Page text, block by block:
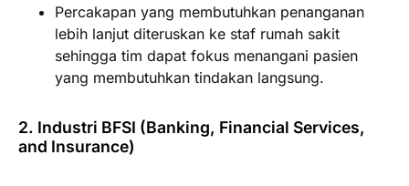
Percakapan yang membutuhkan penanganan
lebih lanjut diteruskan ke staf rumah sakit
sehingga tim dapat fokus menangani pasien
yang membutuhkan tindakan langsung.
2. Industri BFSI (Banking, Financial Services,
and Insurance)